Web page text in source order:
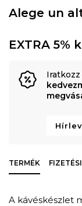
Alege un
EXTRA 5%
TERMÉK
A kávéskészlet